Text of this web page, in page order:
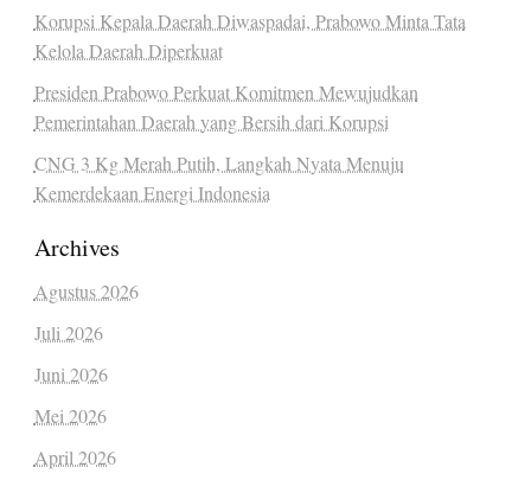
Korupsi Kepala Daerah Diwaspadai, Prabowo Minta Tata
Kelola Daerah Diperkuat
Presiden Prabowo Perkuat Komitmen Mewujudkan
Pemerintahan Daerah yang Bersih dari Korupsi
CNG 3 Kg Merah Putih, Langkah Nyata Menuju
Kemerdekaan Energi Indonesia
Archives
Agustus 2026
Juli 2026
Juni 2026
Mei 2026
April 2026